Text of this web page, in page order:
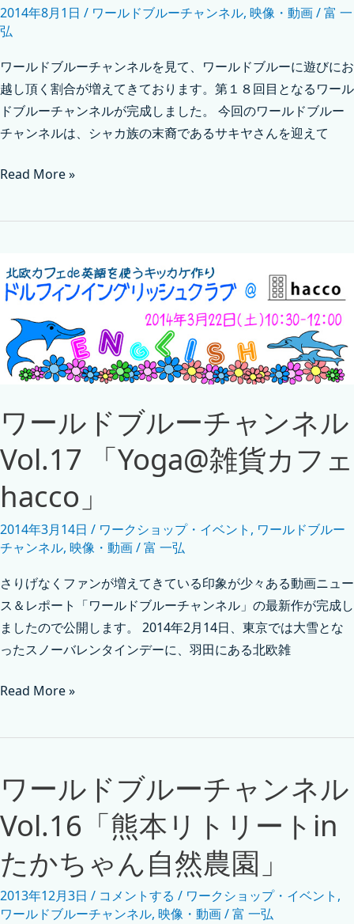
2014年8月1日 / ワールドブルーチャンネル, 映像・動画/富 一
弘
ワールドブルーチャンネルを見て、ワールドブルーに遊びにお
越し頂く割合が増えてきております。第１８回目となるワール
ドブルーチャンネルが完成しました。 今回のワールドブルー
チャンネルは、シャカ族の末裔であるサキヤさんを迎えて
Read More »
ワールドブルーチャンネル
Vol.17 「Yoga@雑貨カフェ
hacco」
2014年3月14日 / ワークショップ・イベント , ワールドブルー
チャンネル, 映像・動画/富 一弘
さりげなくファンが増えてきている印象が少々ある動画ニュー
ス＆レポート「ワールドブルーチャンネル」の最新作が完成し
ましたので公開します。 2014年2月14日、東京では大雪とな
ったスノーバレンタインデーに、羽田にある北欧雑
Read More »
ワールドブルーチャンネル
Vol.16「熊本リトリートin
たかちゃん自然農園」
2013年12月3日 / コメントする / ワークショップ・イベント ,
ワールドブルーチャンネル, 映像・動画/富 一弘